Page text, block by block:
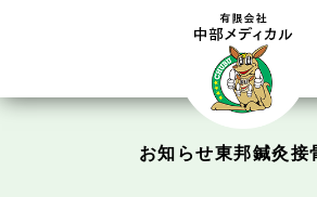
ボディコンフォート Cure
お知らせ東邦鍼灸接